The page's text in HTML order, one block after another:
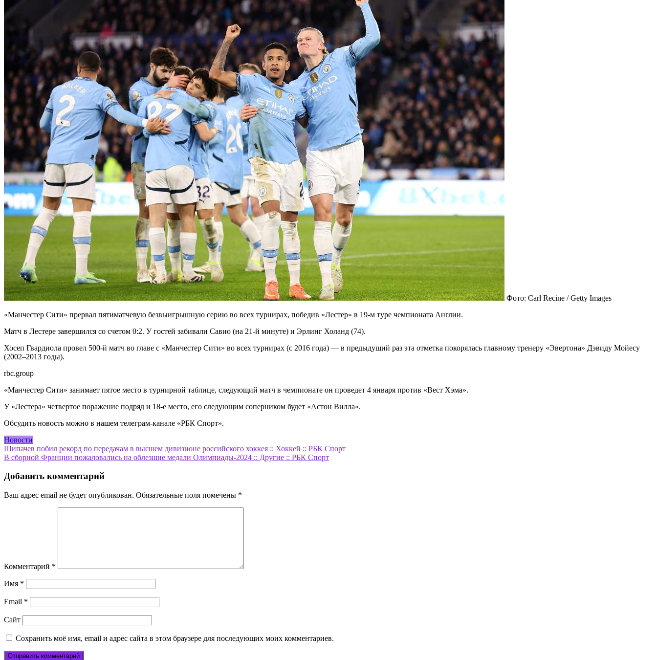
Фото: Carl Recine / Getty Images
«Манчестер Сити» прервал пятиматчевую безвыигрышную серию во всех турнирах, победив «Лестер» в 19-м туре чемпионата Англии.
Матч в Лестере завершился со счетом 0:2. У гостей забивали Савио (на 21-й минуте) и Эрлинг Холанд (74).
Хосеп Гвардиола провел 500-й матч во главе с «Манчестер Сити» во всех турнирах (с 2016 года) — в предыдущий раз эта отметка покорялась главному тренеру «Эвертона» Дэвиду Мойесу
(2002–2013 годы).
rbc.group
«Манчестер Сити» занимает пятое место в турнирной таблице, следующий матч в чемпионате он проведет 4 января против «Вест Хэма».
У «Лестера» четвертое поражение подряд и 18-е место, его следующим соперником будет «Астон Вилла».
Обсудить новость можно в нашем телеграм-канале «РБК Спорт».
Новости
Навигация
по
записям
Шипачев побил рекорд по передачам в высшем дивизионе российского хоккея :: Хоккей :: РБК Спорт
В сборной Франции пожаловались на облезшие медали Олимпиады-2024 :: Другие :: РБК Спорт
Добавить комментарий
Ваш адрес email не будет опубликован. Обязательные поля помечены *
Комментарий *
Имя *
Email *
Сайт
Сохранить моё имя, email и адрес сайта в этом браузере для последующих моих комментариев.